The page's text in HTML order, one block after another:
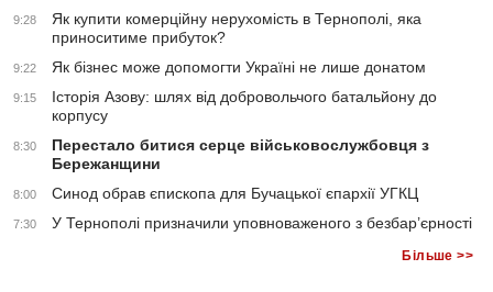
9:28
Як купити комерційну нерухомість в Тернополі, яка
приноситиме прибуток?
9:22 Як бізнес може допомогти Україні не лише донатом
9:15
Історія Азову: шлях від добровольчого батальйону до
корпусу
8:30
Перестало битися серце військовослужбовця з
Бережанщини
8:00 Синод обрав єпископа для Бучацької єпархії УГКЦ
7:30 У Тернополі призначили уповноваженого з безбар’єрності
Більше >>